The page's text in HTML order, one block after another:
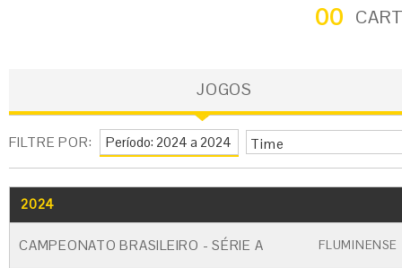
00
JOGOS
FILTRE POR: Time
2024
CAMPEONATO BRASILEIRO - SÉRIE A FLUMINENSE